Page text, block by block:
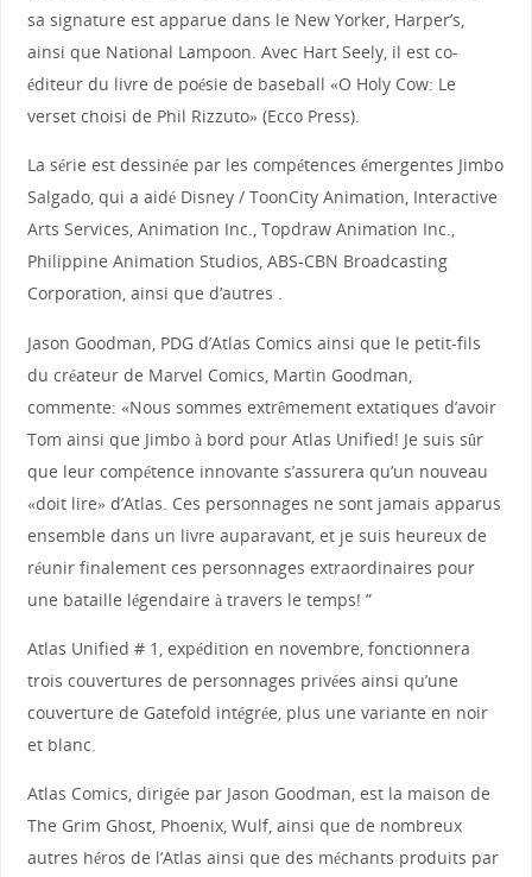
sa signature est apparue dans le New Yorker, Harper’s,
ainsi que National Lampoon. Avec Hart Seely, il est co-
éditeur du livre de poésie de baseball «O Holy Cow: Le
verset choisi de Phil Rizzuto» (Ecco Press).
La série est dessinée par les compétences émergentes Jimbo
Salgado, qui a aidé Disney / ToonCity Animation, Interactive
Arts Services, Animation Inc., Topdraw Animation Inc.,
Philippine Animation Studios, ABS-CBN Broadcasting
Corporation, ainsi que d’autres .
Jason Goodman, PDG d’Atlas Comics ainsi que le petit-fils
du créateur de Marvel Comics, Martin Goodman,
commente: «Nous sommes extrêmement extatiques d’avoir
Tom ainsi que Jimbo à bord pour Atlas Unified! Je suis sûr
que leur compétence innovante s’assurera qu’un nouveau
«doit lire» d’Atlas. Ces personnages ne sont jamais apparus
ensemble dans un livre auparavant, et je suis heureux de
réunir finalement ces personnages extraordinaires pour
une bataille légendaire à travers le temps! ”
Atlas Unified # 1, expédition en novembre, fonctionnera
trois couvertures de personnages privées ainsi qu’une
couverture de Gatefold intégrée, plus une variante en noir
et blanc.
Atlas Comics, dirigée par Jason Goodman, est la maison de
The Grim Ghost, Phoenix, Wulf, ainsi que de nombreux
autres héros de l’Atlas ainsi que des méchants produits par